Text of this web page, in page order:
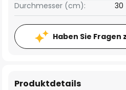
Durchmesser (cm):
30
Haben Sie Fragen
Produktdetails